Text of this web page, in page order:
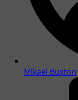
Mikael Buxton